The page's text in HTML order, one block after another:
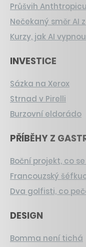
Průšvih Anthtropicu
Nečekaný směr AI
Kurzy, jak AI
INVESTICE
Sázka na Xerox
Strnad v Pirelli
Burzovní eldorádo
PŘÍBĚHY Z
Boční projekt, co
Francouzský
Dva golfisti, co
DESIGN
Bomma není tichá